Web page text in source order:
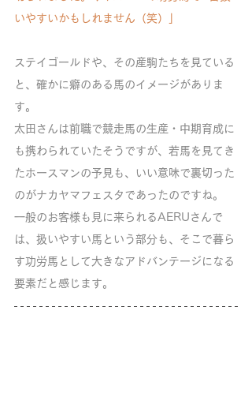
いやすいかもしれません（笑）」
ステイゴールドや、その産駒たちを見ている
と、確かに癖のある馬のイメージがありま
す。
太田さんは前職で競走馬の生産・中期育成に
も携わられていたそうですが、若馬を見てき
たホースマンの予見も、いい意味で裏切った
のがナカヤマフェスタであったのですね。
一般のお客様も見に来られるAERUさんで
は、扱いやすい馬という部分も、そこで暮ら
す功労馬として大きなアドバンテージになる
要素だと感じます。